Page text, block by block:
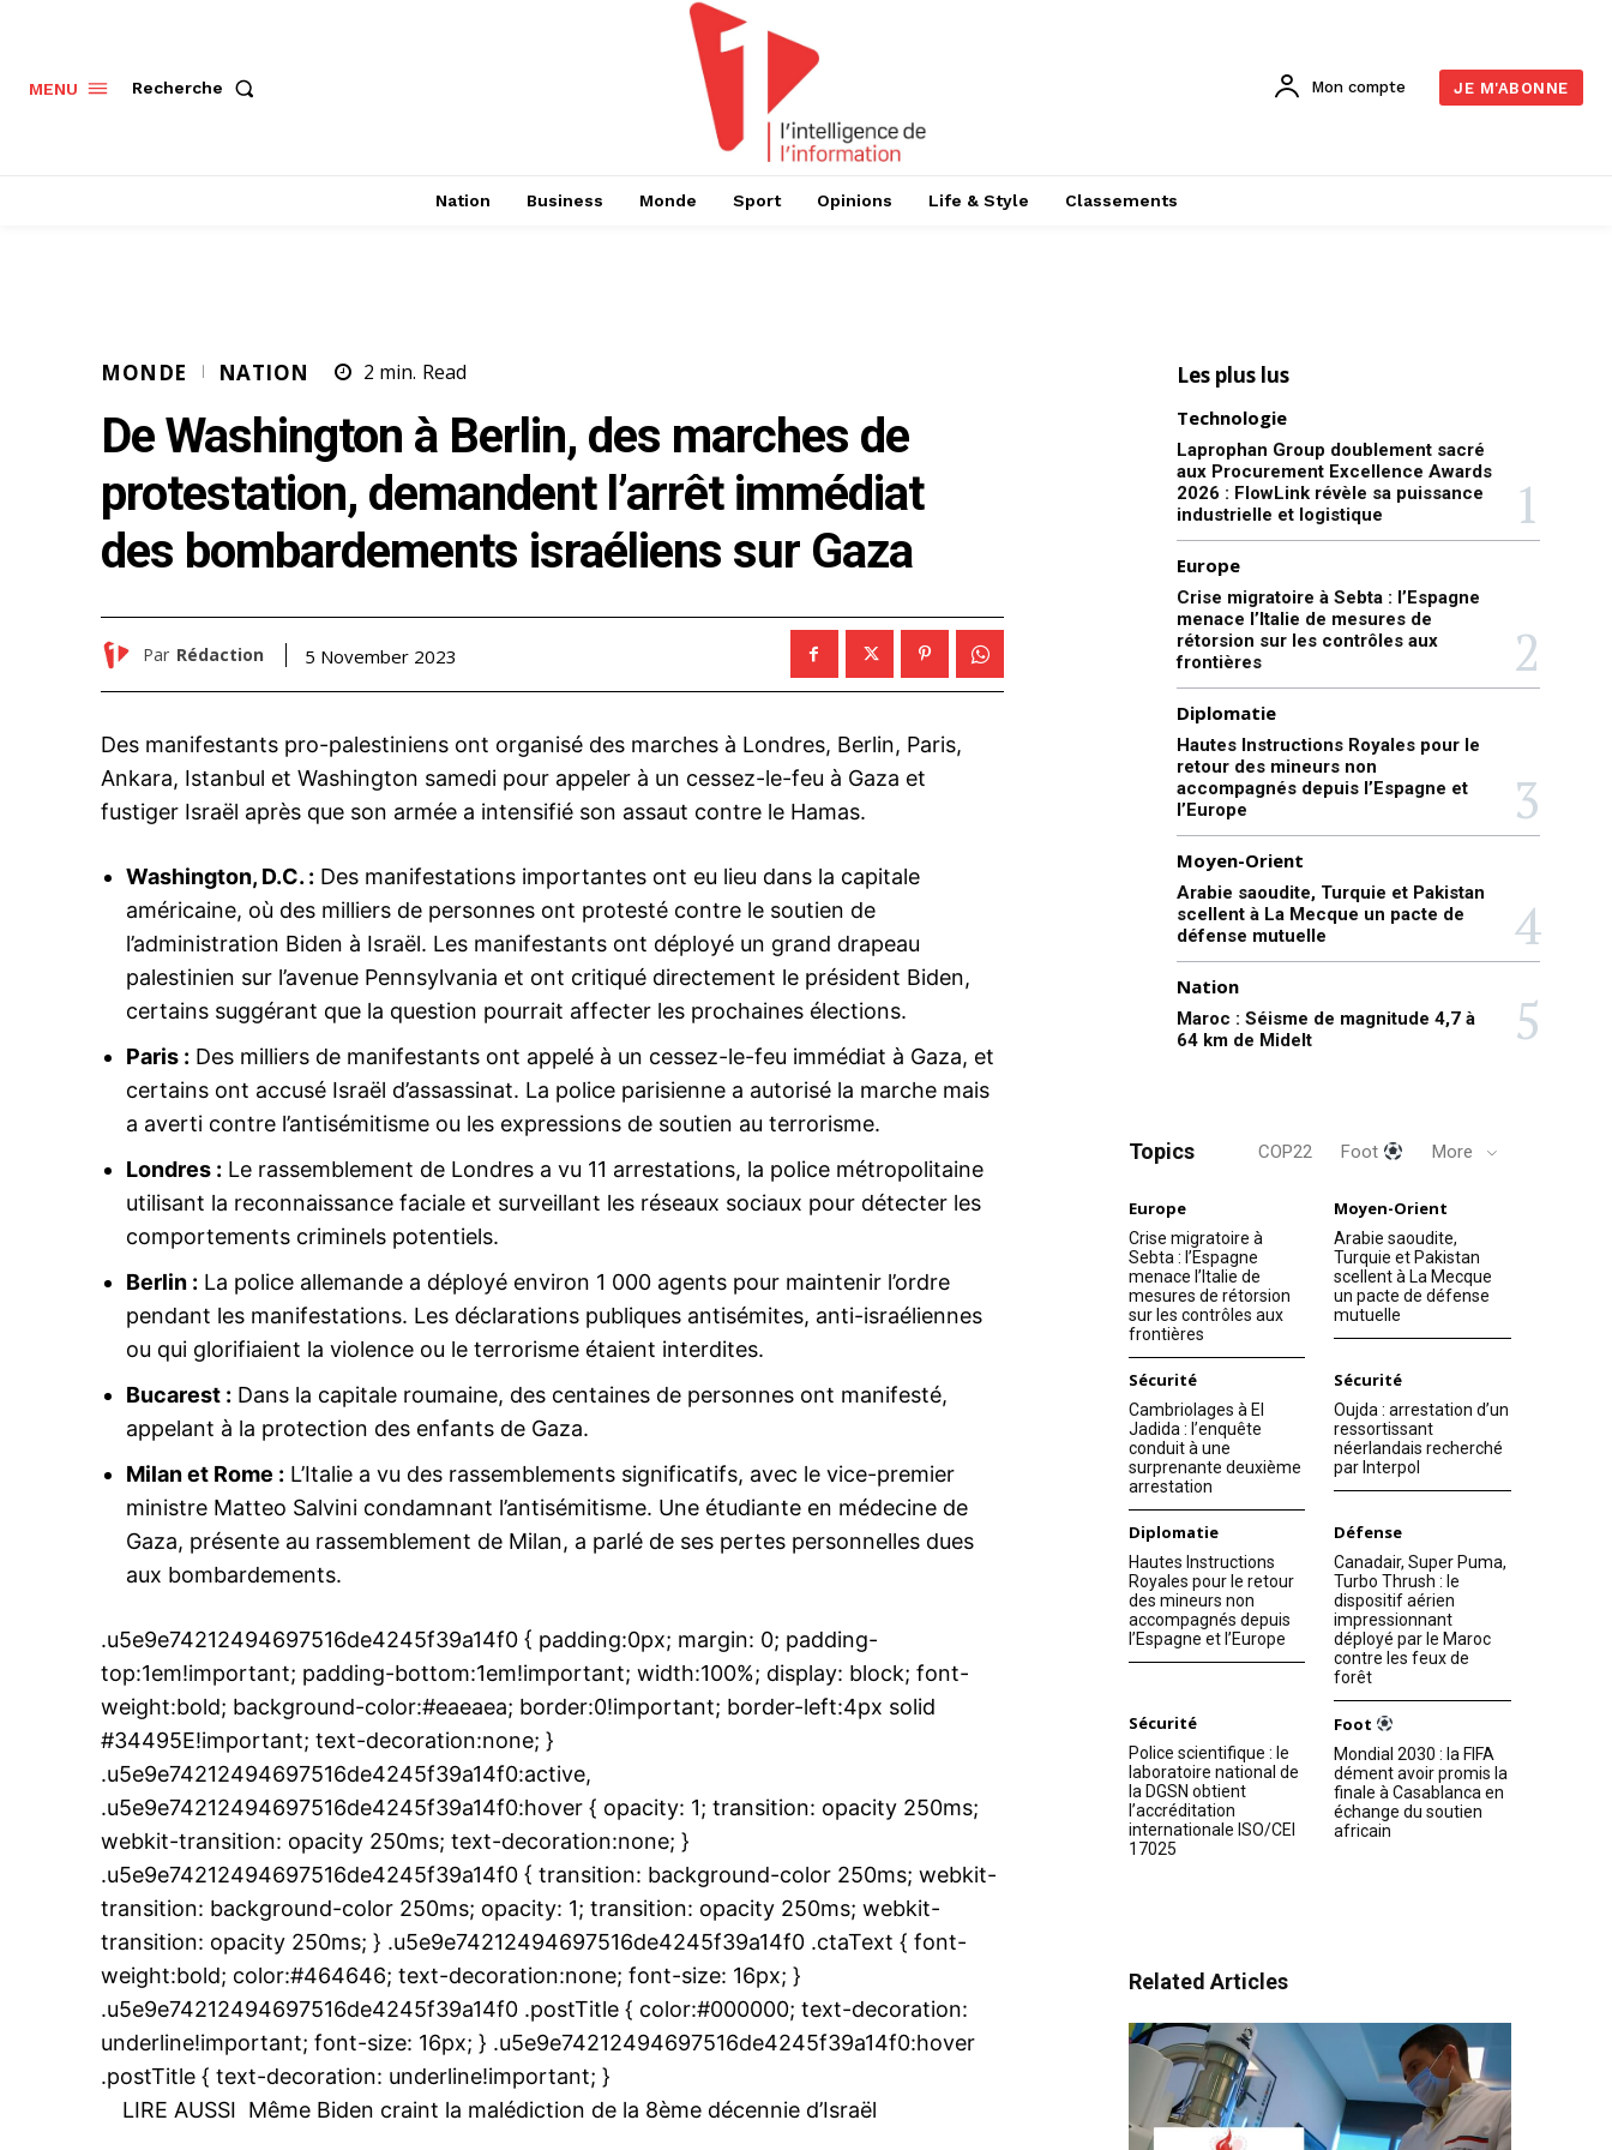
le1.ma
l'intelligence de
l'information
MENU Recherche Mon compte JE M'ABONNE
Nation Business Monde Sport Opinions Life & Style Classements
MONDE NATION 2 min. Read
De Washington à Berlin, des marches de
protestation, demandent l’arrêt immédiat
des bombardements israéliens sur Gaza
Par Rédaction 5 November 2023
Des manifestants pro-palestiniens ont organisé des marches à Londres, Berlin, Paris,
Ankara, Istanbul et Washington samedi pour appeler à un cessez-le-feu à Gaza et
fustiger Israël après que son armée a intensifié son assaut contre le Hamas.
Washington, D.C. : Des manifestations importantes ont eu lieu dans la capitale
américaine, où des milliers de personnes ont protesté contre le soutien de
l’administration Biden à Israël. Les manifestants ont déployé un grand drapeau
palestinien sur l’avenue Pennsylvania et ont critiqué directement le président Biden,
certains suggérant que la question pourrait affecter les prochaines élections.
Paris : Des milliers de manifestants ont appelé à un cessez-le-feu immédiat à Gaza, et
certains ont accusé Israël d’assassinat. La police parisienne a autorisé la marche mais
a averti contre l’antisémitisme ou les expressions de soutien au terrorisme.
Londres : Le rassemblement de Londres a vu 11 arrestations, la police métropolitaine
utilisant la reconnaissance faciale et surveillant les réseaux sociaux pour détecter les
comportements criminels potentiels.
Berlin : La police allemande a déployé environ 1 000 agents pour maintenir l’ordre
pendant les manifestations. Les déclarations publiques antisémites, anti-israéliennes
ou qui glorifiaient la violence ou le terrorisme étaient interdites.
Bucarest : Dans la capitale roumaine, des centaines de personnes ont manifesté,
appelant à la protection des enfants de Gaza.
Milan et Rome : L’Italie a vu des rassemblements significatifs, avec le vice-premier
ministre Matteo Salvini condamnant l’antisémitisme. Une étudiante en médecine de
Gaza, présente au rassemblement de Milan, a parlé de ses pertes personnelles dues
aux bombardements.
.u5e9e74212494697516de4245f39a14f0 { padding:0px; margin: 0; padding-
top:1em!important; padding-bottom:1em!important; width:100%; display: block; font-
weight:bold; background-color:#eaeaea; border:0!important; border-left:4px solid
#34495E!important; text-decoration:none; }
.u5e9e74212494697516de4245f39a14f0:active,
.u5e9e74212494697516de4245f39a14f0:hover { opacity: 1; transition: opacity 250ms;
webkit-transition: opacity 250ms; text-decoration:none; }
.u5e9e74212494697516de4245f39a14f0 { transition: background-color 250ms; webkit-
transition: background-color 250ms; opacity: 1; transition: opacity 250ms; webkit-
transition: opacity 250ms; } .u5e9e74212494697516de4245f39a14f0 .ctaText { font-
weight:bold; color:#464646; text-decoration:none; font-size: 16px; }
.u5e9e74212494697516de4245f39a14f0 .postTitle { color:#000000; text-decoration:
underline!important; font-size: 16px; } .u5e9e74212494697516de4245f39a14f0:hover
.postTitle { text-decoration: underline!important; }
LIRE AUSSI Même Biden craint la malédiction de la 8ème décennie d’Israël
Les plus lus
Technologie
Laprophan Group doublement sacré
aux Procurement Excellence Awards
2026 : FlowLink révèle sa puissance
industrielle et logistique
Europe
Crise migratoire à Sebta : l’Espagne
menace l’Italie de mesures de
rétorsion sur les contrôles aux
frontières
Diplomatie
Hautes Instructions Royales pour le
retour des mineurs non
accompagnés depuis l’Espagne et
l’Europe
Moyen-Orient
Arabie saoudite, Turquie et Pakistan
scellent à La Mecque un pacte de
défense mutuelle
Nation
Maroc : Séisme de magnitude 4,7 à
64 km de Midelt
Topics COP22 Foot More
Europe
Crise migratoire à
Sebta : l’Espagne
menace l’Italie de
mesures de rétorsion
sur les contrôles aux
frontières
Moyen-Orient
Arabie saoudite,
Turquie et Pakistan
scellent à La Mecque
un pacte de défense
mutuelle
Sécurité
Cambriolages à El
Jadida : l’enquête
conduit à une
surprenante deuxième
arrestation
Sécurité
Oujda : arrestation d’un
ressortissant
néerlandais recherché
par Interpol
Diplomatie
Hautes Instructions
Royales pour le retour
des mineurs non
accompagnés depuis
l’Espagne et l’Europe
Défense
Canadair, Super Puma,
Turbo Thrush : le
dispositif aérien
impressionnant
déployé par le Maroc
contre les feux de
forêt
Sécurité
Police scientifique : le
laboratoire national de
la DGSN obtient
l’accréditation
internationale ISO/CEI
17025
Foot
Mondial 2030 : la FIFA
dément avoir promis la
finale à Casablanca en
échange du soutien
africain
Related Articles